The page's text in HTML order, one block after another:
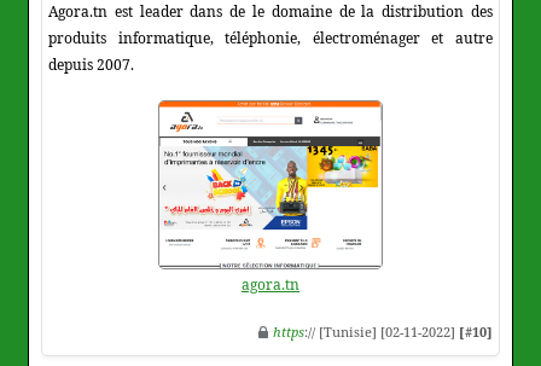
Agora.tn est leader dans de le domaine de la distribution des
produits informatique, téléphonie, électroménager et autre
depuis 2007.
agora.tn
https:// [Tunisie] [02-11-2022] [#10]